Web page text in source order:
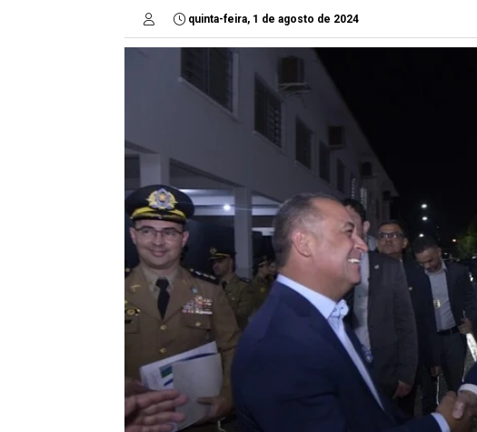
quinta-feira, 1 de agosto de 2024